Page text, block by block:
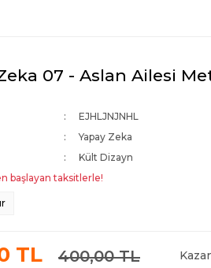
07 - Aslan Ailesi
EJHLJNJNHL
Yapay Zeka
Kült Dizayn
başlayan taksitlerle!
TL 400,00 TL